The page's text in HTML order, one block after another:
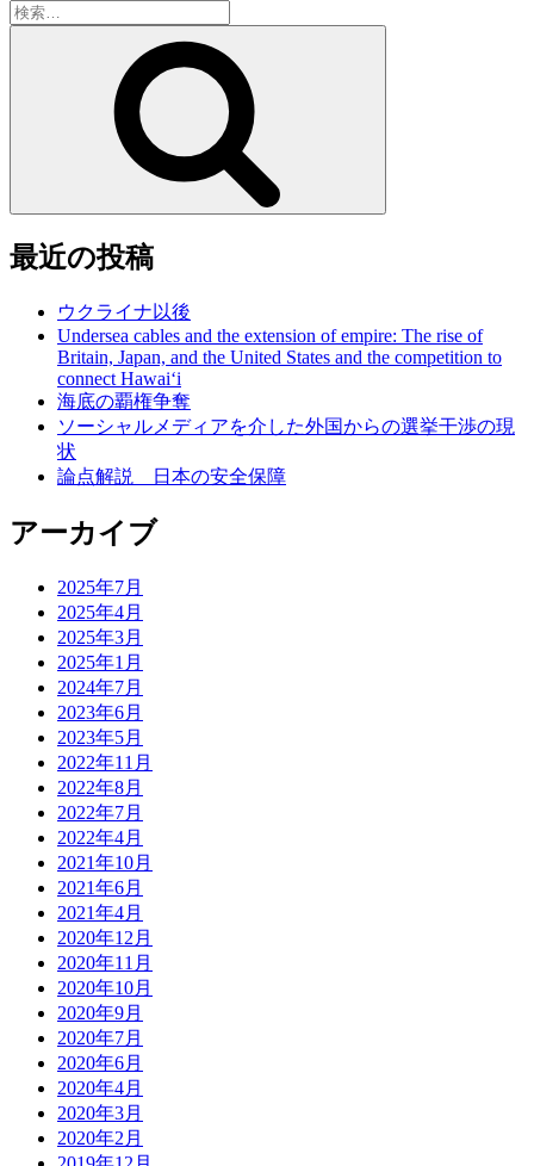
検
索:
最近の投稿
ウクライナ以後
Undersea cables and the extension of empire: The rise of
Britain, Japan, and the United States and the competition to
connect Hawai‘i
海底の覇権争奪
ソーシャルメディアを介した外国からの選挙干渉の現
状
論点解説 日本の安全保障
アーカイブ
2025年7月
2025年4月
2025年3月
2025年1月
2024年7月
2023年6月
2023年5月
2022年11月
2022年8月
2022年7月
2022年4月
2021年10月
2021年6月
2021年4月
2020年12月
2020年11月
2020年10月
2020年9月
2020年7月
2020年6月
2020年4月
2020年3月
2020年2月